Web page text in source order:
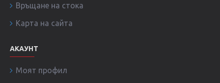
Връщане на стока
Карта на сайта
АКАУНТ
Моят профил